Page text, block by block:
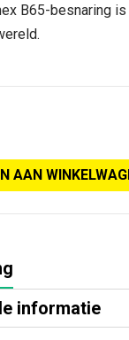
B65-besnaring
AAN
informatie